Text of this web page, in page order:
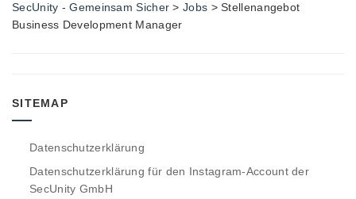
SecUnity - Gemeinsam Sicher >Jobs >Stellenangebot
Business Development Manager
SITEMAP
Datenschutzerklärung
Datenschutzerklärung für den Instagram-Account der
SecUnity GmbH